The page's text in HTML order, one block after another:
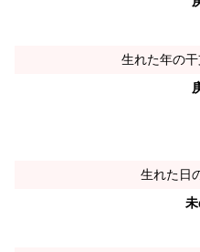
生れた年の
生れた日
未